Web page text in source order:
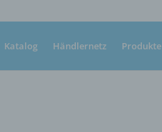
Katalog Händlernetz Produkte